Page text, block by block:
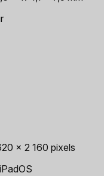
x 2 160 pixels
iPadOS